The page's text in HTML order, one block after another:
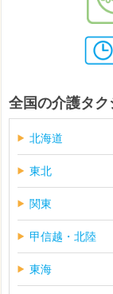
全国の介護タク
北海道
東北
関東
甲信越・北陸
東海